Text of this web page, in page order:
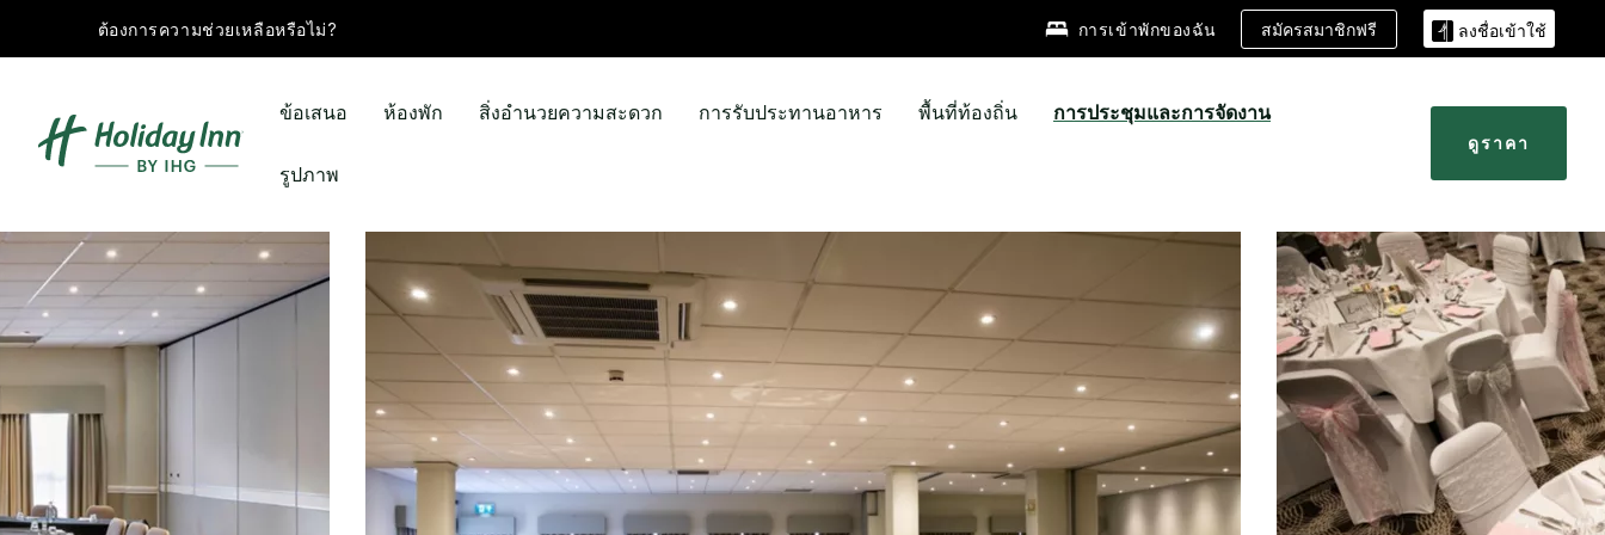
ต้องการความช่วยเหลือหรือไม่? การเข้าพักของฉัน สมัครสมาชิกฟรี ลงชื่อเข้าใช้
ข้อเสนอ ห้องพัก สิ่งอำนวยความสะดวก การรับประทานอาหาร พื้นที่ท้องถิ่น การประชุมและการจัดงาน
รูปภาพ
ดูราคา